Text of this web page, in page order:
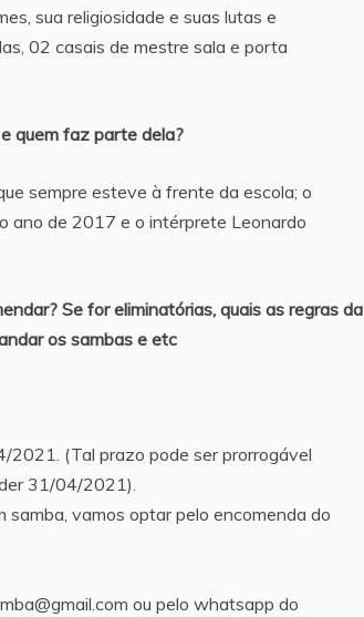
sua religiosidade e suas lutas e
02 casais de mestre sala e porta
quem faz parte dela?
sempre esteve à frente da escola; o
ano de 2017 e o intérprete Leonardo
Se for eliminatórias, quais as regras da
os sambas e etc
(Tal prazo pode ser prorrogável
31/04/2021).
vamos optar pelo encomenda do
ou pelo whatsapp do